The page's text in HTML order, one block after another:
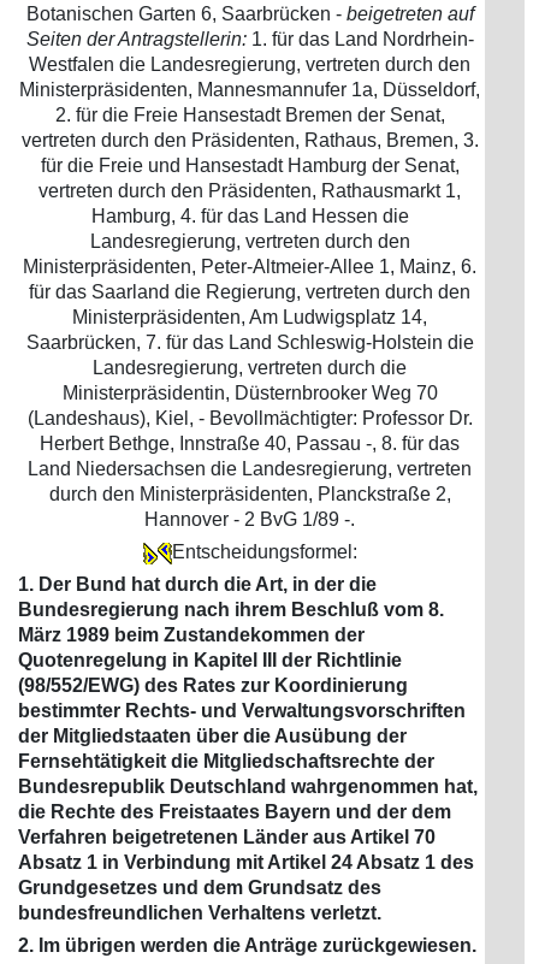
Botanischen Garten 6, Saarbrücken - beigetreten auf
Seiten der Antragstellerin:1. für das Land Nordrhein-
Westfalen die Landesregierung, vertreten durch den
Ministerpräsidenten, Mannesmannufer 1a, Düsseldorf,
2. für die Freie Hansestadt Bremen der Senat,
vertreten durch den Präsidenten, Rathaus, Bremen, 3.
für die Freie und Hansestadt Hamburg der Senat,
vertreten durch den Präsidenten, Rathausmarkt 1,
Hamburg, 4. für das Land Hessen die
Landesregierung, vertreten durch den
Ministerpräsidenten, Peter-Altmeier-Allee 1, Mainz, 6.
für das Saarland die Regierung, vertreten durch den
Ministerpräsidenten, Am Ludwigsplatz 14,
Saarbrücken, 7. für das Land Schleswig-Holstein die
Landesregierung, vertreten durch die
Ministerpräsidentin, Düsternbrooker Weg 70
(Landeshaus), Kiel, - Bevollmächtigter: Professor Dr.
Herbert Bethge, Innstraße 40, Passau -, 8. für das
Land Niedersachsen die Landesregierung, vertreten
durch den Ministerpräsidenten, Planckstraße 2,
Hannover - 2 BvG 1/89 -.
Entscheidungsformel:
1. Der Bund hat durch die Art, in der die
Bundesregierung nach ihrem Beschluß vom 8.
März 1989 beim Zustandekommen der
Quotenregelung in Kapitel III der Richtlinie
(98/552/EWG) des Rates zur Koordinierung
bestimmter Rechts- und Verwaltungsvorschriften
der Mitgliedstaaten über die Ausübung der
Fernsehtätigkeit die Mitgliedschaftsrechte der
Bundesrepublik Deutschland wahrgenommen hat,
die Rechte des Freistaates Bayern und der dem
Verfahren beigetretenen Länder aus Artikel 70
Absatz 1 in Verbindung mit Artikel 24 Absatz 1 des
Grundgesetzes und dem Grundsatz des
bundesfreundlichen Verhaltens verletzt.
2. Im übrigen werden die Anträge zurückgewiesen.